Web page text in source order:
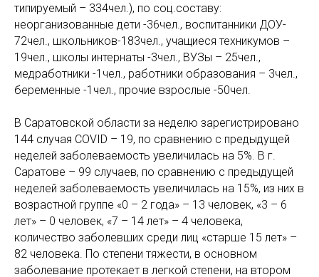
типируемый – 334чел.), по соц.составу:
неорганизованные дети -36чел., воспитанники ДОУ-
72чел., школьников-183чел., учащиеся техникумов –
19чел., школы интернаты -3чел., ВУЗы – 25чел.,
медработники -1чел., работники образования – 3чел.,
беременные -1чел., прочие взрослые -50чел.
В Саратовской области за неделю зарегистрировано
144 случая COVID – 19, по сравнению с предыдущей
неделей заболеваемость увеличилась на 5%. В г.
Саратове – 99 случаев, по сравнению с предыдущей
неделей заболеваемость увеличилась на 15%, из них в
возрастной группе «0 – 2 года» – 13 человек, «3 – 6
лет» – 0 человек, «7 – 14 лет» – 4 человека,
количество заболевших среди лиц «старше 15 лет» –
82 человека. По степени тяжести, в основном
заболевание протекает в легкой степени, на втором